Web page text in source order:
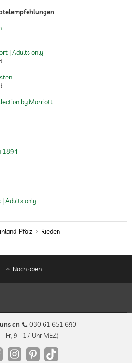
| Adults only
by Marriott
1894
| Adults only
Pfalz Rieden
Nach oben
an
030 61 651 690
- Fr, 9 - 17 Uhr MEZ)